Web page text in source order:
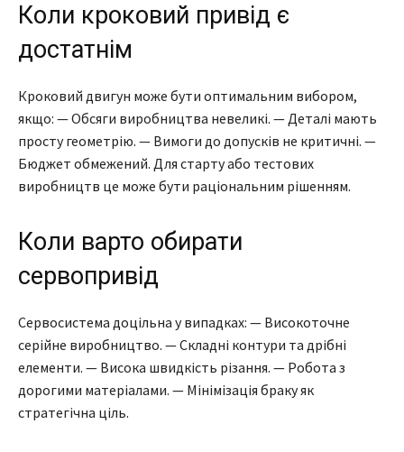
Коли кроковий привід є
достатнім
Кроковий двигун може бути оптимальним вибором,
якщо: — Обсяги виробництва невеликі. — Деталі мають
просту геометрію. — Вимоги до допусків не критичні. —
Бюджет обмежений. Для старту або тестових
виробництв це може бути раціональним рішенням.
Коли варто обирати
сервопривід
Сервосистема доцільна у випадках: — Високоточне
серійне виробництво. — Складні контури та дрібні
елементи. — Висока швидкість різання. — Робота з
дорогими матеріалами. — Мінімізація браку як
стратегічна ціль.